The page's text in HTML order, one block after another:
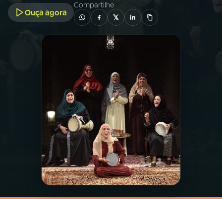
PODCASTS
VIDEOCASTS
ÚLTIMAS
Ouça agora
Compartilhe